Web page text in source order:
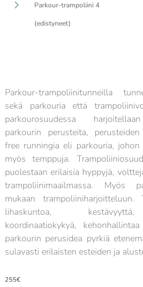
Parkour-trampoliini 4
(edistyneet)
Parkour-trampoliinitunneilla
sekä parkouria että
parkourosuudessa
parkourin perusteita,
free runningia eli parkouria,
myös temppuja.
puolestaan erilaisia hyppyjä,
trampoliinimaailmassa. Myös
mukaan trampoliiniharjoitteluun.
lihaskuntoa,
koordinaatiokykyä,
parkourin perusidea pyrkiä
sulavasti erilaisten esteiden ja
255€